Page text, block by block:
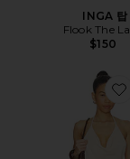
INGA 탑
Flook The
$150